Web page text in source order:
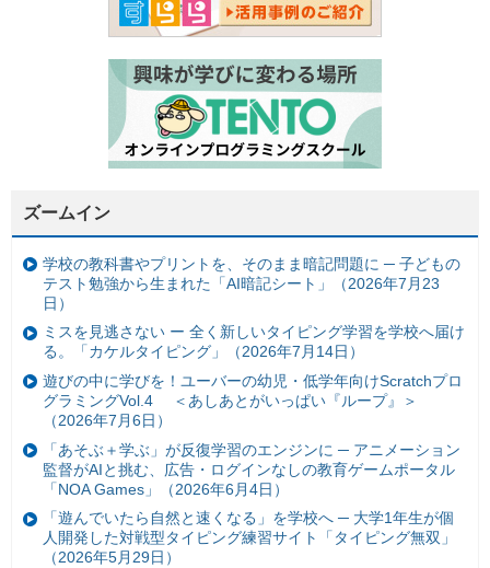
ズームイン
学校の教科書やプリントを、そのまま暗記問題に ─ 子どもの
テスト勉強から生まれた「AI暗記シート」（2026年7月23
日）
ミスを見逃さない ー 全く新しいタイピング学習を学校へ届け
る。「カケルタイピング」（2026年7月14日）
遊びの中に学びを！ユーバーの幼児・低学年向けScratchプロ
グラミングVol.4 ＜あしあとがいっぱい『ループ』＞
（2026年7月6日）
「あそぶ＋学ぶ」が反復学習のエンジンに ─ アニメーション
監督がAIと挑む、広告・ログインなしの教育ゲームポータル
「NOA Games」（2026年6月4日）
「遊んでいたら自然と速くなる」を学校へ ─ 大学1年生が個
人開発した対戦型タイピング練習サイト「タイピング無双」
（2026年5月29日）